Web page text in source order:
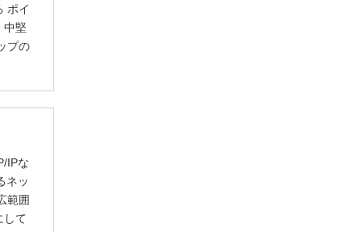
ポイ
中堅
プの
IPな
ネッ
範囲
して